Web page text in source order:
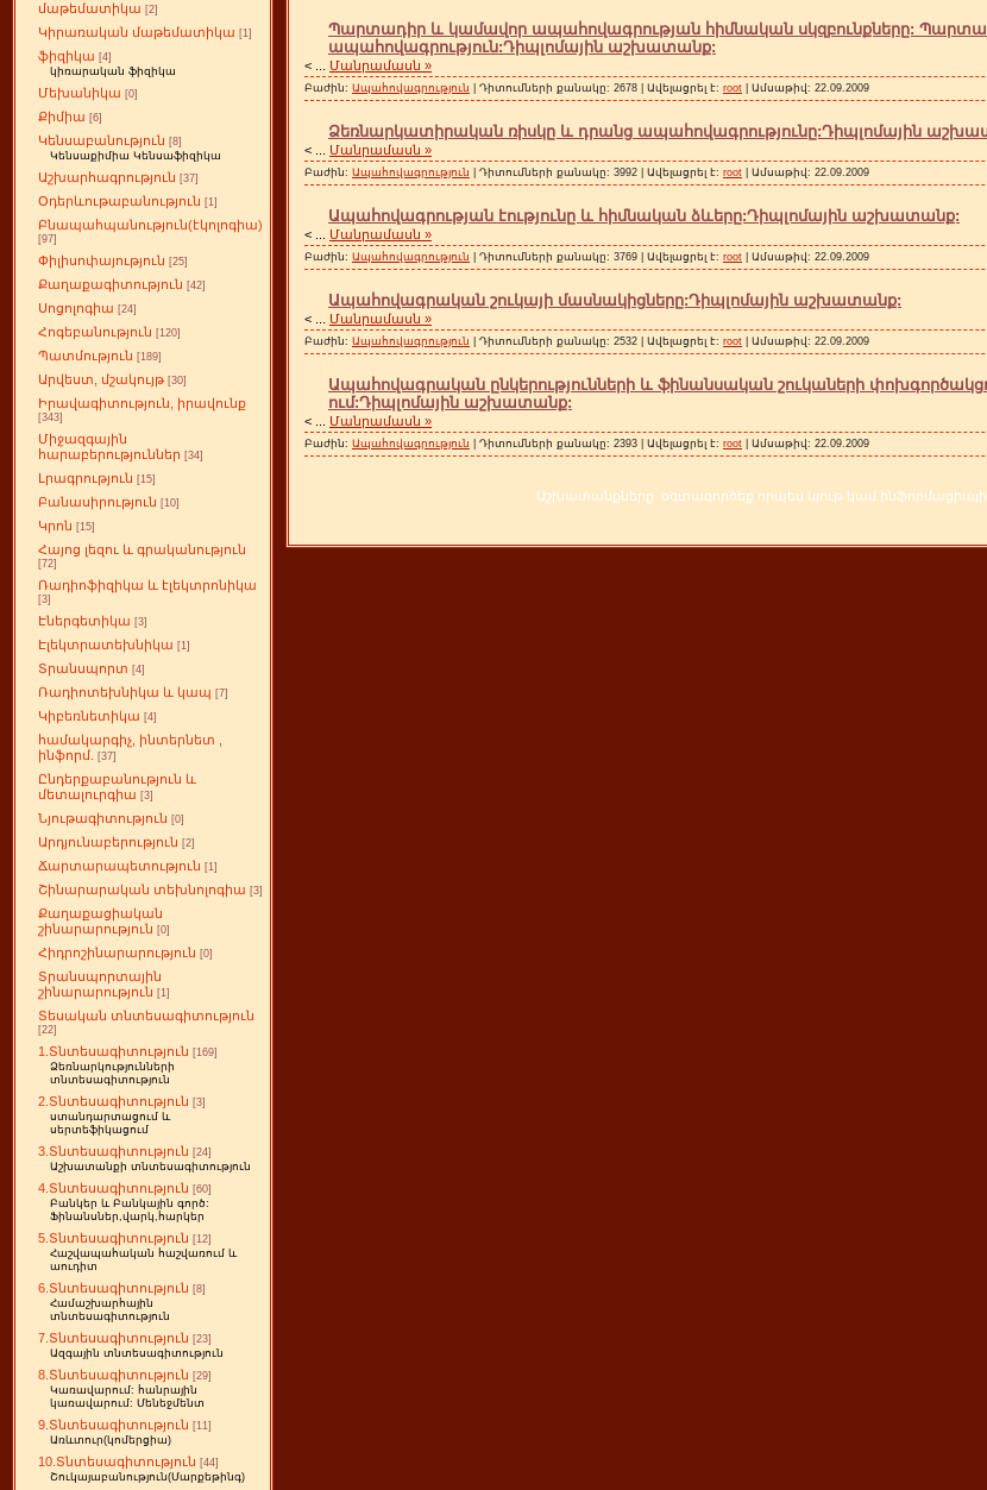
մաթեմատիկա [2]
Կիրառական մաթեմատիկա [1]
ֆիզիկա [4]
կիռարական ֆիզիկա
Մեխանիկա [0]
Քիմիա [6]
Կենսաբանություն [8]
Կենսաքիմիա Կենսաֆիզիկա
Աշխարհագրություն [37]
Օդերևութաբանություն [1]
Բնապահպանություն(էկոլոգիա)
[97]
Փիլիսոփայություն [25]
Քաղաքագիտություն [42]
Սոցոլոգիա [24]
Հոգեբանություն [120]
Պատմություն [189]
Արվեստ, մշակույթ [30]
Իրավագիտություն, իրավունք
[343]
Միջազգային
հարաբերություններ [34]
Լրագրություն [15]
Բանասիրություն [10]
Կրոն [15]
Հայոց լեզու և գրականություն
[72]
Ռադիոֆիզիկա և էլեկտրոնիկա
[3]
Էներգետիկա [3]
Էլեկտրատեխնիկա [1]
Տրանսպորտ [4]
Ռադիոտեխնիկա և կապ [7]
Կիբեռնետիկա [4]
համակարգիչ, ինտերնետ ,
ինֆորմ.
[37]
Ընդերքաբանություն և
մետալուրգիա [3]
Նյութագիտություն [0]
Արդյունաբերություն [2]
Ճարտարապետություն [1]
Շինարարական տեխնոլոգիա [3]
Քաղաքացիական
շինարարություն [0]
Հիդրոշինարարություն [0]
Տրանսպորտային
շինարարություն [1]
Տեսական տնտեսագիտություն
[22]
1.Տնտեսագիտություն [169]
Ձեռնարկությունների
տնտեսագիտություն
2.Տնտեսագիտություն [3]
ստանդարտացում և
սերտեֆիկացում
3.Տնտեսագիտություն [24]
Աշխատանքի տնտեսագիտություն
4.Տնտեսագիտություն [60]
Բանկեր և Բանկային գործ:
Ֆինանսներ,վարկ,հարկեր
5.Տնտեսագիտություն [12]
Հաշվապահական հաշվառում և
աուդիտ
6.Տնտեսագիտություն [8]
Համաշխարհային
տնտեսագիտություն
7.Տնտեսագիտություն [23]
Ազգային տնտեսագիտություն
8.Տնտեսագիտություն [29]
Կառավարում: հանրային
կառավարում: Մենեջմենտ
9.Տնտեսագիտություն [11]
Առևտուր(կոմերցիա)
10.Տնտեսագիտություն [44]
Շուկայաբանություն(Մարքեթինգ)
Պարտադիր և կամավոր ապահովագրության հիմնական սկզբունքները:
ապահովագրություն:Դիպլոմային աշխատանք:
< Մանրամասն »
Բաժին: Ապահովագրություն | Դիտումների քանակը: 2678 | Ավելացրել է: root | Ամսաթիվ: 22.09.2009
Ձեռնարկատիրական ռիսկը և դրանց ապահովագրությունը:Դիպլոմային
< Մանրամասն »
Բաժին: Ապահովագրություն | Դիտումների քանակը: 3992 | Ավելացրել է: root | Ամսաթիվ: 22.09.2009
Ապահովագրության էությունը և հիմնական ձևերը:Դիպլոմային աշխատանք:
< Մանրամասն »
Բաժին: Ապահովագրություն | Դիտումների քանակը: 3769 | Ավելացրել է: root | Ամսաթիվ: 22.09.2009
Ապահովագրական շուկայի մասնակիցները:Դիպլոմային աշխատանք:
< Մանրամասն »
Բաժին: Ապահովագրություն | Դիտումների քանակը: 2532 | Ավելացրել է: root | Ամսաթիվ: 22.09.2009
Ապահովագրական ընկերությունների և ֆինանսական շուկաների
ում:Դիպլոմային աշխատանք:
< Մանրամասն »
Բաժին: Ապահովագրություն | Դիտումների քանակը: 2393 | Ավելացրել է: root | Ամսաթիվ: 22.09.2009
Աշխատանքները օգտագործեք որպես նյութ կամ ինֆորմացիայի